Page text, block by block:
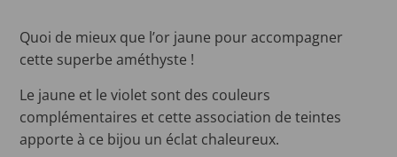
Quoi de mieux que l’or jaune pour accompagner
cette superbe améthyste !
Le jaune et le violet sont des couleurs
complémentaires et cette association de teintes
apporte à ce bijou un éclat chaleureux.